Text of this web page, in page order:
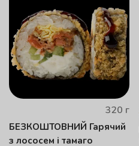
320 г
БЕЗКОШТОВНИЙ Гарячий
з лососем і тамаго